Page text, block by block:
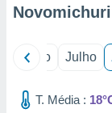
de
Junho Julho
T. Média :